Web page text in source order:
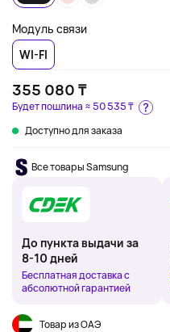
Модуль связи
WI-FI
355 080 ₸
Доступно для заказа
Будет пошлина ≈50 535 ₸
Все товары Samsung
До пункта выдачи за
8-10 дней
Бесплатная доставка с
абсолютной гарантией
Товар из ОАЭ